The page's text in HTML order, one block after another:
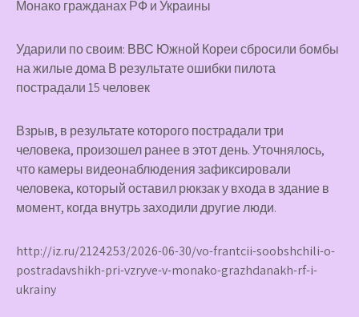
Ударили по своим: ВВС Южной Кореи сбросили бомбы
на жилые дома В результате ошибки пилота
пострадали 15 человек
Взрыв, в результате которого пострадали три
человека, произошел ранее в этот день. Уточнялось,
что камеры видеонаблюдения зафиксировали
человека, который оставил рюкзак у входа в здание в
момент, когда внутрь заходили другие люди.
http://iz.ru/2124253/2026-06-30/vo-frantcii-soobshchili-o-
postradavshikh-pri-vzryve-v-monako-grazhdanakh-rf-i-
ukrainy